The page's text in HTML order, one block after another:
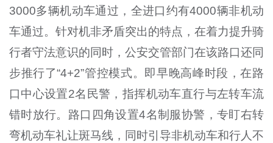
3000多辆机动车通过，全进口约有4000辆非机动
车通过。针对机非矛盾突出的特点，在着力提升骑
行者守法意识的同时，公安交管部门在该路口还同
步推行了“4+2”管控模式。即早晚高峰时段，在路
口中心设置2名民警，指挥机动车直行与左转车流
错时放行。路口四角设置4名制服协警，专盯右转
弯机动车礼让斑马线，同时引导非机动车和行人不